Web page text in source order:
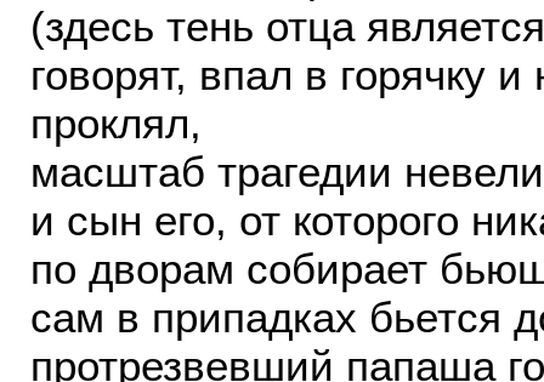
(здесь тень отца
говорят, впал в горячку
проклял,
масштаб трагедии
и сын его, от которого
по дворам собирает
сам в припадках бьется
протрезвевший папаша